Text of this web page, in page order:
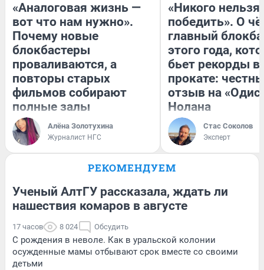
«Аналоговая жизнь —
вот что нам нужно».
Почему новые
блокбастеры
проваливаются, а
повторы старых
фильмов собирают
полные залы
Алёна Золотухина
Журналист НГС
«Никого нельзя
победить». О
главный
этого года,
бьет рекорды в
прокате:
отзыв на
Нолана
Стас Соколов
Эксперт
РЕКОМЕНДУЕМ
Ученый АлтГУ рассказала, ждать ли
нашествия комаров в августе
17 часов 8 024 Обсудить
С рождения в неволе. Как в уральской колонии
осужденные мамы отбывают срок вместе со своими
детьми